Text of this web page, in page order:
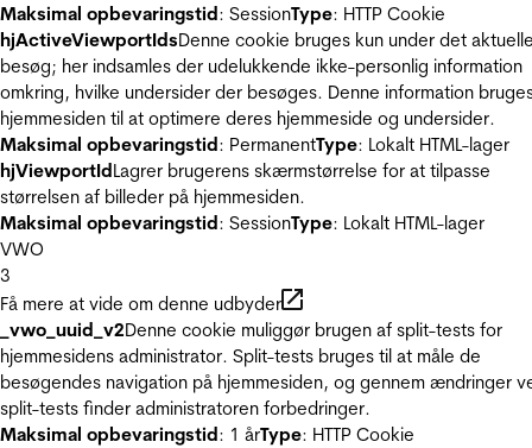
Maksimal opbevaringstid: SessionType: HTTP Cookie
hjActiveViewportIdsDenne cookie bruges kun under det
besøg; her indsamles der udelukkende ikke-personlig information
omkring, hvilke undersider der besøges. Denne information
hjemmesiden til at optimere deres hjemmeside og undersider.
Maksimal opbevaringstid: PermanentType: Lokalt HTML-lager
hjViewportIdLagrer brugerens skærmstørrelse for at tilpasse
størrelsen af billeder på hjemmesiden.
Maksimal opbevaringstid: SessionType: Lokalt HTML-lager
VWO
3
Få mere at vide om denne udbyder
_vwo_uuid_v2Denne cookie muliggør brugen af split-tests for
hjemmesidens administrator. Split-tests bruges til at måle de
besøgendes navigation på hjemmesiden, og gennem ændringer
split-tests finder administratoren forbedringer.
Maksimal opbevaringstid: 1 årType: HTTP Cookie